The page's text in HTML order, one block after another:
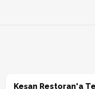
Keşan Restoran'a